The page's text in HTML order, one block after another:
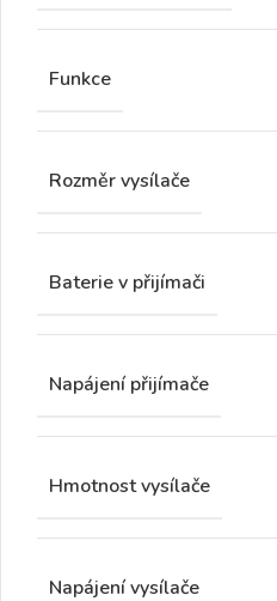
Funkce
Rozměr vysílače
Baterie v přijímači
Napájení přijímače
Hmotnost vysílače
Napájení vysílače